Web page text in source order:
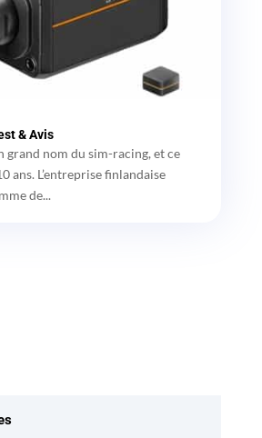
& Avis
grand nom du sim-racing, et ce
ans. L’entreprise finlandaise
de...